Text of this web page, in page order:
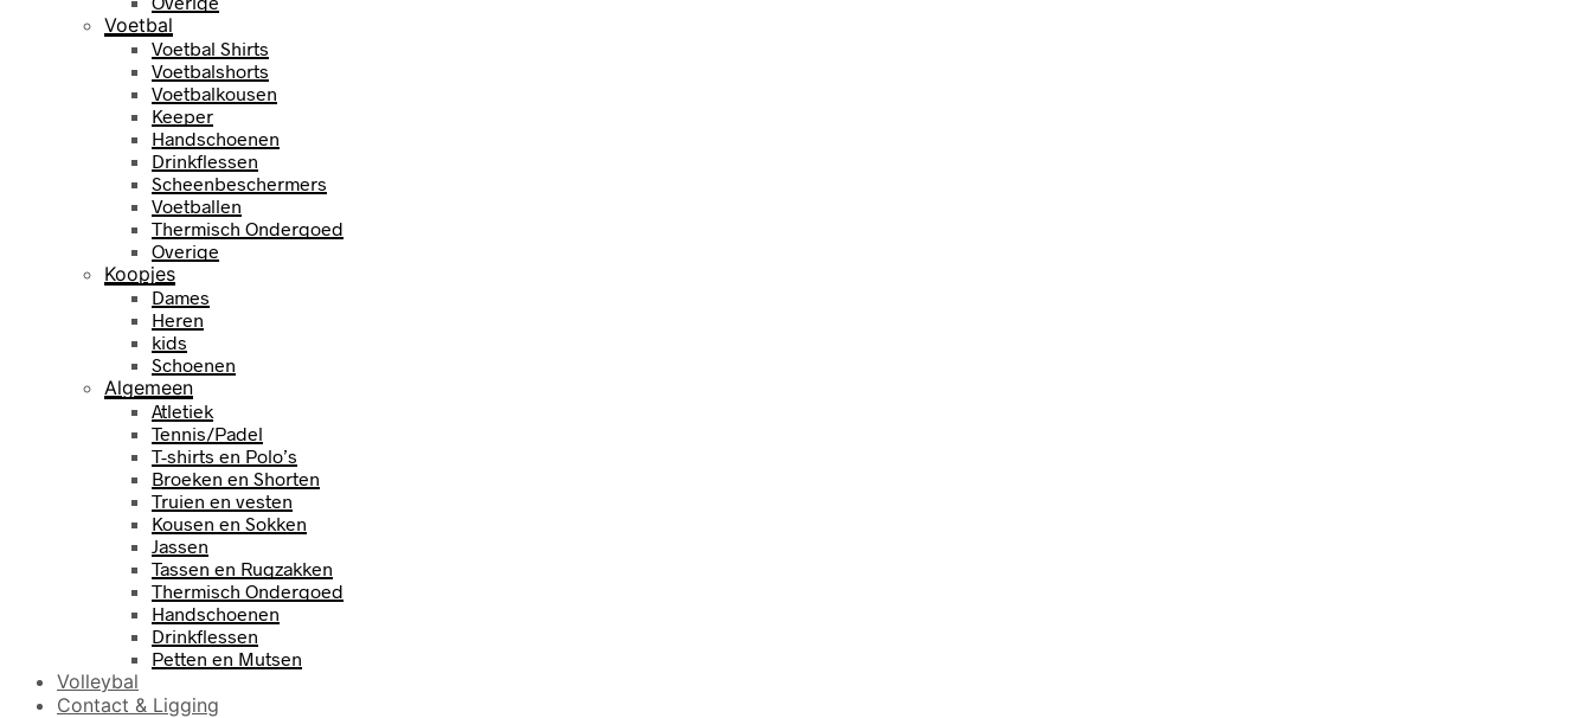
Voetbal
Voetbal Shirts
Voetbalshorts
Voetbalkousen
Keeper
Handschoenen
Drinkflessen
Scheenbeschermers
Voetballen
Thermisch Ondergoed
Overige
Koopjes
Dames
Heren
kids
Schoenen
Algemeen
Atletiek
Tennis/Padel
T-shirts en Polo’s
Broeken en Shorten
Truien en vesten
Kousen en Sokken
Jassen
Tassen en Rugzakken
Thermisch Ondergoed
Handschoenen
Drinkflessen
Petten en Mutsen
Volleybal
Contact & Ligging